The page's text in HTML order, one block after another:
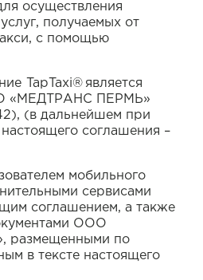
листа
осуществления
получаемых от
с помощью
TapTaxi® является
«МЕДТРАНС ПЕРМЬ»
), (в дальнейшем при
соглашения –
мобильного
сервисами
соглашением, а также
ООО
размещенными по
в тексте настоящего